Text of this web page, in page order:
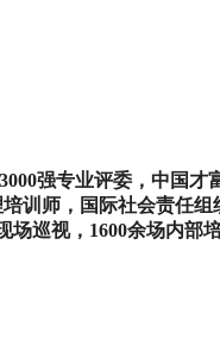
强专业评委， 中国才
训师， 国际社会责任组
场巡视， 1600余场内部